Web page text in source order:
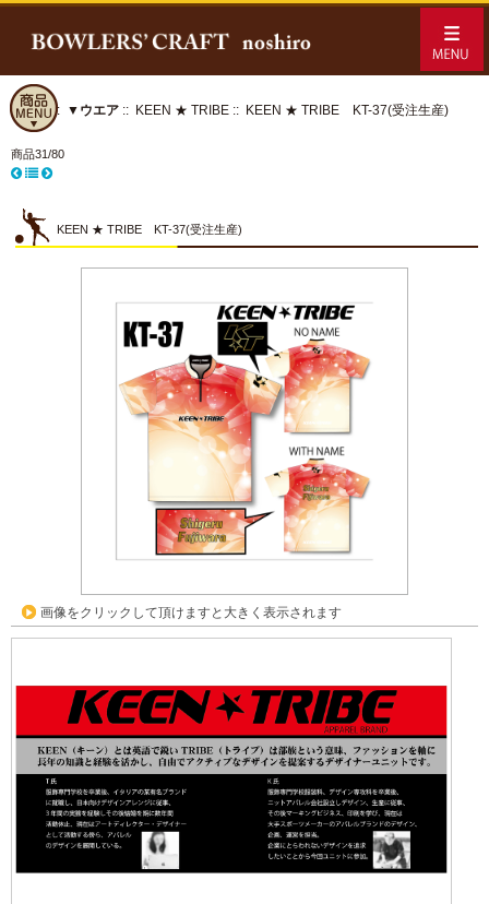
ホーム:: ▼ウエア :: KEEN ★ TRIBE :: KEEN ★ TRIBE KT-37(受注生産)
商品31/80
KEEN ★ TRIBE KT-37(受注生産)
画像をクリックして頂けますと大きく表示されます